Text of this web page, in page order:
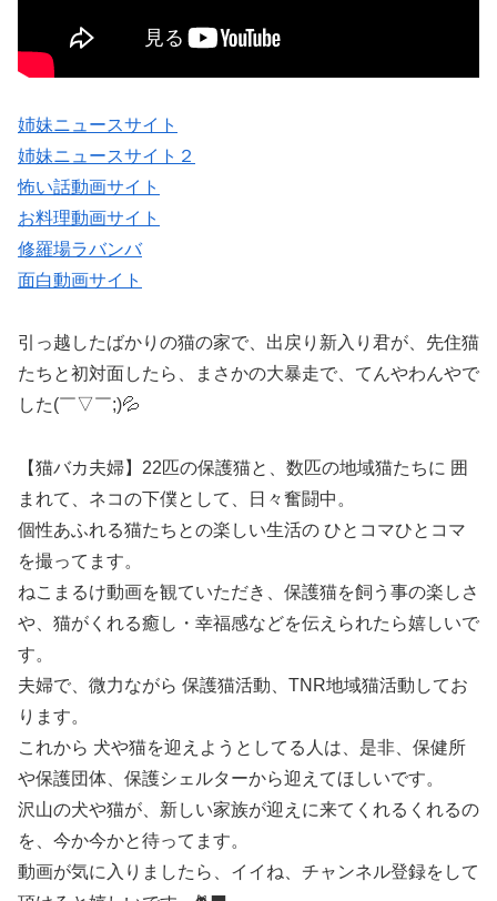
姉妹ニュースサイト
姉妹ニュースサイト２
怖い話動画サイト
お料理動画サイト
修羅場ラバンバ
面白動画サイト
引っ越したばかりの猫の家で、出戻り新入り君が、先住猫
たちと初対面したら、まさかの大暴走で、てんやわんやで
した(￣▽￣;)💦
【猫バカ夫婦】22匹の保護猫と、数匹の地域猫たちに 囲
まれて、ネコの下僕として、日々奮闘中。
個性あふれる猫たちとの楽しい生活の ひとコマひとコマ
を撮ってます。
ねこまるけ動画を観ていただき、保護猫を飼う事の楽しさ
や、猫がくれる癒し・幸福感などを伝えられたら嬉しいで
す。
夫婦で、微力ながら 保護猫活動、TNR地域猫活動してお
ります。
これから 犬や猫を迎えようとしてる人は、是非、保健所
や保護団体、保護シェルターから迎えてほしいです。
沢山の犬や猫が、新しい家族が迎えに来てくれるくれるの
を、今か今かと待ってます。
動画が気に入りましたら、イイね、チャンネル登録をして